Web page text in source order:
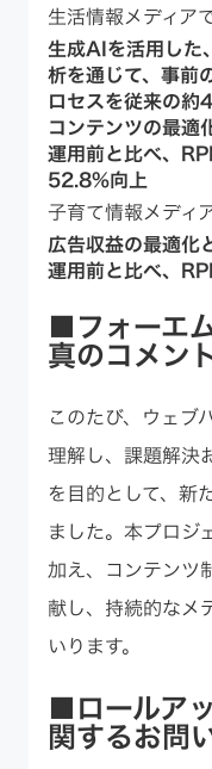
生活情報メディア
生成AIを活用した
析を通じて、 事前
ロセスを従来の
コンテンツの最適
運用前と比べ、
52.8%向上
子育て情報メディ
広告収益の最適化
運用前と比べ、
■フォーエ
真のコメン
このたび、ウェブ
理解し、課題解決
を目的として、新
ました。本プロジ
加え、コンテンツ
献し、持続的なメ
いります。
■ロールア
関するお問